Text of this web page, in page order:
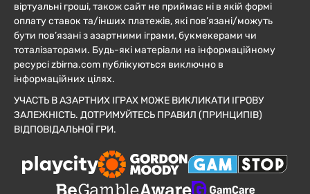
віртуальні гроші, також сайт не приймає ні в якій формі
оплату ставок та/інших платежів, які пов’язані/можуть
бути пов’язані з азартними іграми, букмекерами чи
тоталізаторами. Будь-які матеріали на інформаційному
ресурсі zbirna.com публікуються виключно в
інформаційних цілях.
УЧАСТЬ В АЗАРТНИХ ІГРАХ МОЖЕ ВИКЛИКАТИ ІГРОВУ
ЗАЛЕЖНІСТЬ. ДОТРИМУЙТЕСЬ ПРАВИЛ (ПРИНЦИПІВ)
ВІДПОВІДАЛЬНОЇ ГРИ.